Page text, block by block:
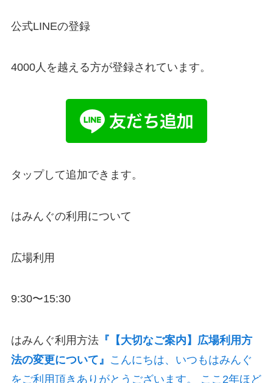
公式LINEの登録
4000人を越える方が登録されています。
タップして追加できます。
はみんぐの利用について
広場利用
9:30〜15:30
はみんぐ利用方法『【大切なご案内】広場利用方
法の変更について』 こんにちは、いつもはみんぐ
をご利用頂きありがとうございます。 ここ2年ほど